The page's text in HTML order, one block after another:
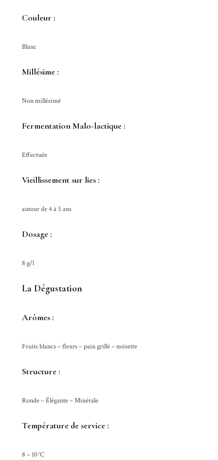
Couleur :
Blanc
Millésime :
Non millésimé
Fermentation Malo-lactique :
Effectuée
Vieillissement sur lies :
autour de 4 à 5 ans
Dosage :
8 g/l
La Dégustation
Arômes :
Fruits blancs – fleurs – pain grillé – noisette
Structure :
Ronde – Élégante – Minérale
Température de service:
8 – 10 °C